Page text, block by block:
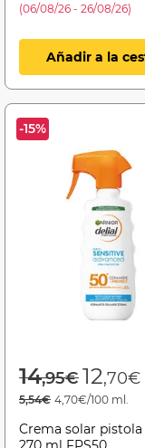
(06/08/26 - 26/08/26)
Añadir a la
-15%
Price
14,95€to
12,70€
5,54€ 4,70€/100 ml.
Crema solar